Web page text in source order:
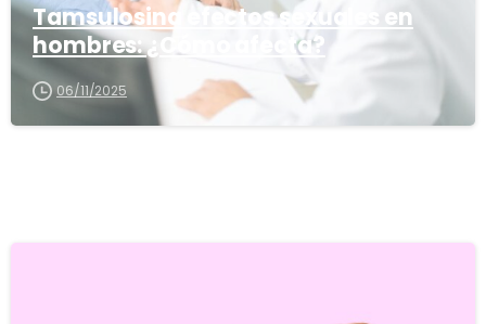
Tamsulosina efectos sexuales en
hombres: ¿Cómo afecta?
06/11/2025